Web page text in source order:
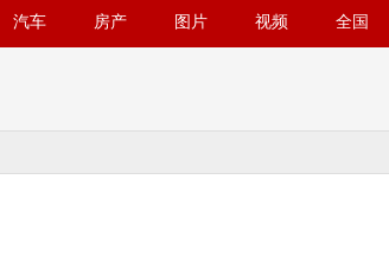
汽车 房产 图片 视频 全国